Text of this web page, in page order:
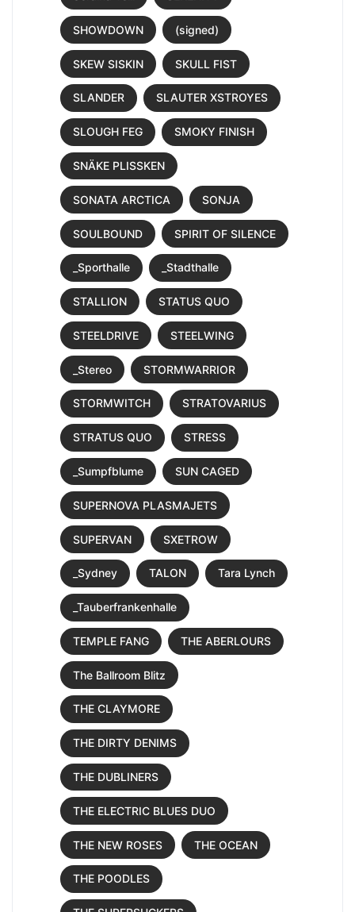
SHOWDOWN (signed)
SKEW SISKIN SKULL FIST
SLANDER SLAUTER XSTROYES
SLOUGH FEG SMOKY FINISH
SNÄKE PLISSKEN
SONATA ARCTICA SONJA
SOULBOUND SPIRIT OF SILENCE
_Sporthalle _Stadthalle
STALLION STATUS QUO
STEELDRIVE STEELWING
_Stereo STORMWARRIOR
STORMWITCH STRATOVARIUS
STRATUS QUO STRESS
_Sumpfblume SUN CAGED
SUPERNOVA PLASMAJETS
SUPERVAN SXETROW
_Sydney TALON Tara Lynch
_Tauberfrankenhalle
TEMPLE FANG THE ABERLOURS
The Ballroom Blitz
THE CLAYMORE
THE DIRTY DENIMS
THE DUBLINERS
THE ELECTRIC BLUES DUO
THE NEW ROSES THE OCEAN
THE POODLES